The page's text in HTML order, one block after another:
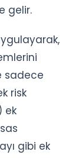
gelir.
sadece
risk
ek
gibi ek